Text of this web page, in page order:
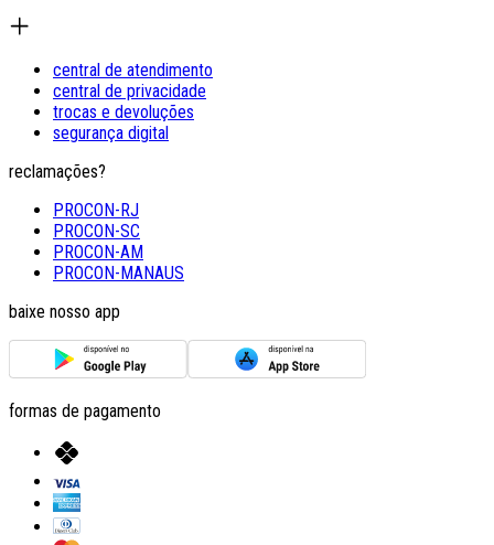
central de atendimento
central de privacidade
trocas e devoluções
segurança digital
reclamações?
PROCON-RJ
PROCON-SC
PROCON-AM
PROCON-MANAUS
baixe nosso app
formas de pagamento